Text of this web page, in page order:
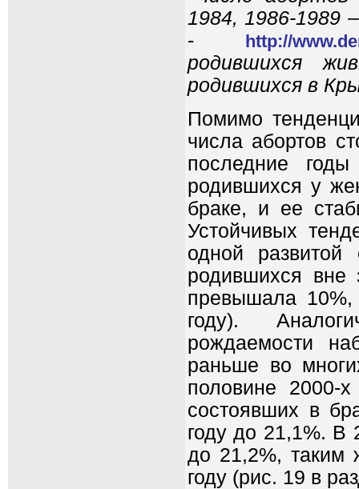
1984, 1986-1989
-
http://
родившихся
родившихся в
Помимо
числа абортов
последние
родившихся у
браке, и ее
Устойчивых
одной
родившихся вне
превышала
году).
рождаемости
раньше во
половине 2000-
состоявших в
году до 21,1%. В
до 21,2%, таким
году (рис. 19 в